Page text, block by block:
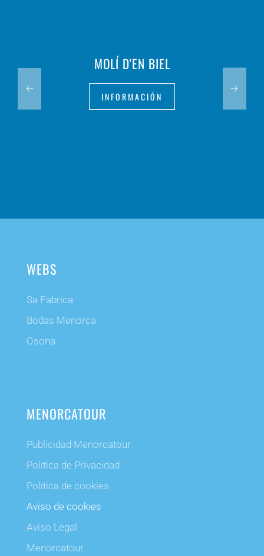
MOLÍ D'EN BIEL
INFORMACIÓN
WEBS
Sa Fabrica
Bodas Menorca
Osona
MENORCATOUR
Publicidad Menorcatour
Política de Privacidad
Política de cookies
Aviso de cookies
Aviso Legal
Menorcatour